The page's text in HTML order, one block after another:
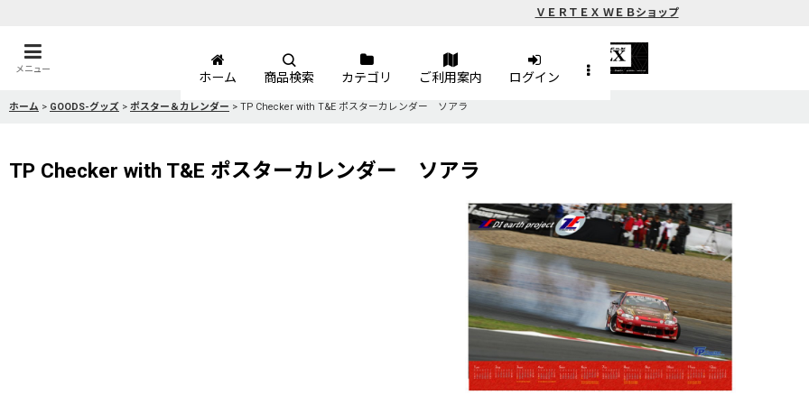
ＶＥＲＴＥＸ ＷＥＢショップ
メニュー
ホーム 商品検索 カテゴリ ご利用案内 ログイン
ホーム > GOODS-グッズ > ポスター＆カレンダー > TP Checker with T&E ポスターカレンダー ソアラ
TP Checker with T&E ポスターカレンダー ソアラ